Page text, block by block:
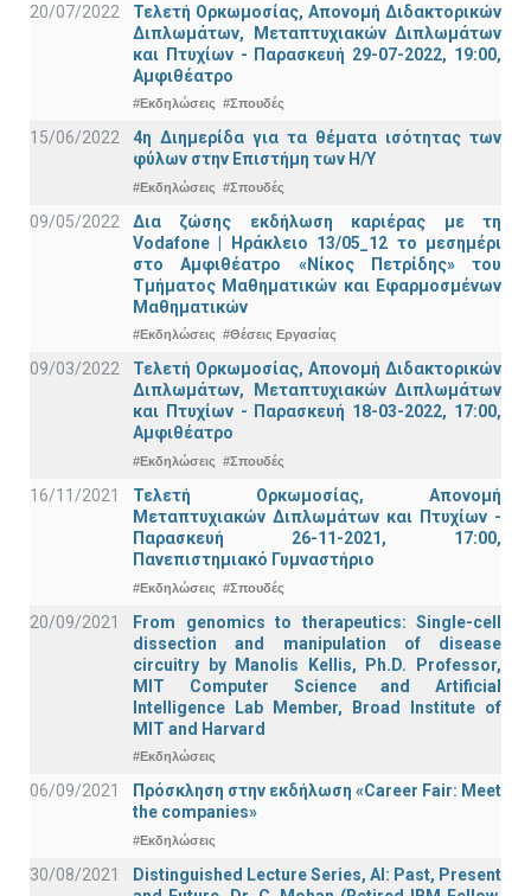
20/07/2022
Τελετή Ορκωμοσίας, Απονομή Διδακτορικών
Διπλωμάτων, Μεταπτυχιακών Διπλωμάτων
και Πτυχίων - Παρασκευή 29-07-2022, 19:00,
Αμφιθέατρο
#Εκδηλώσεις #Σπουδές
15/06/2022
4η Διημερίδα για τα θέματα ισότητας των
φύλων στην Επιστήμη των Η/Υ
#Εκδηλώσεις #Σπουδές
09/05/2022
Δια ζώσης εκδήλωση καριέρας με τη
Vodafone | Ηράκλειο 13/05_12 το μεσημέρι
στο Αμφιθέατρο «Νίκος Πετρίδης» του
Τμήματος Μαθηματικών και Εφαρμοσμένων
Μαθηματικών
#Εκδηλώσεις #Θέσεις Εργασίας
09/03/2022
Τελετή Ορκωμοσίας, Απονομή Διδακτορικών
Διπλωμάτων, Μεταπτυχιακών Διπλωμάτων
και Πτυχίων - Παρασκευή 18-03-2022, 17:00,
Αμφιθέατρο
#Εκδηλώσεις #Σπουδές
16/11/2021
Τελετή Ορκωμοσίας, Απονομή
Μεταπτυχιακών Διπλωμάτων και Πτυχίων -
Παρασκευή 26-11-2021, 17:00,
Πανεπιστημιακό Γυμναστήριο
#Εκδηλώσεις #Σπουδές
20/09/2021
From genomics to therapeutics: Single-cell
dissection and manipulation of disease
circuitry by Manolis Kellis, Ph.D. Professor,
MIT Computer Science and Artificial
Intelligence Lab Member, Broad Institute of
MIT and Harvard
#Εκδηλώσεις
06/09/2021
Πρόσκληση στην εκδήλωση «Career Fair: Meet
the companies»
#Εκδηλώσεις
30/08/2021
Distinguished Lecture Series, ΑΙ: Past, Present